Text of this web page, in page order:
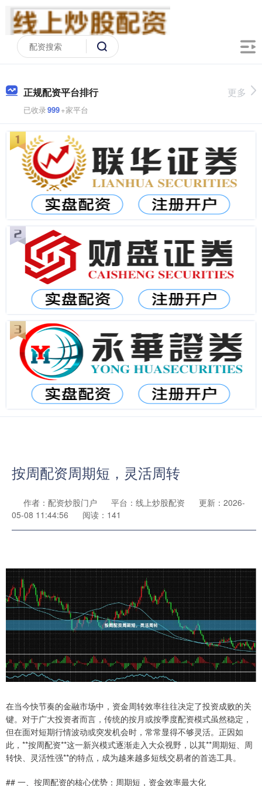
正规配资平台排行
已收录999+家平台
更多
按周配资周期短，灵活周转
作者：配资炒股门户 平台：线上炒股配资
更新：2026-
05-08 11:44:56
阅读：141
在当今快节奏的金融市场中，资金周转效率往往决定了投资成败的关
键。对于广大投资者而言，传统的按月或按季度配资模式虽然稳定，
但在面对短期行情波动或突发机会时，常常显得不够灵活。正因如
此，**按周配资**这一新兴模式逐渐走入大众视野，以其**周期短、周
转快、灵活性强**的特点，成为越来越多短线交易者的首选工具。
## 一、按周配资的核心优势：周期短，资金效率最大化